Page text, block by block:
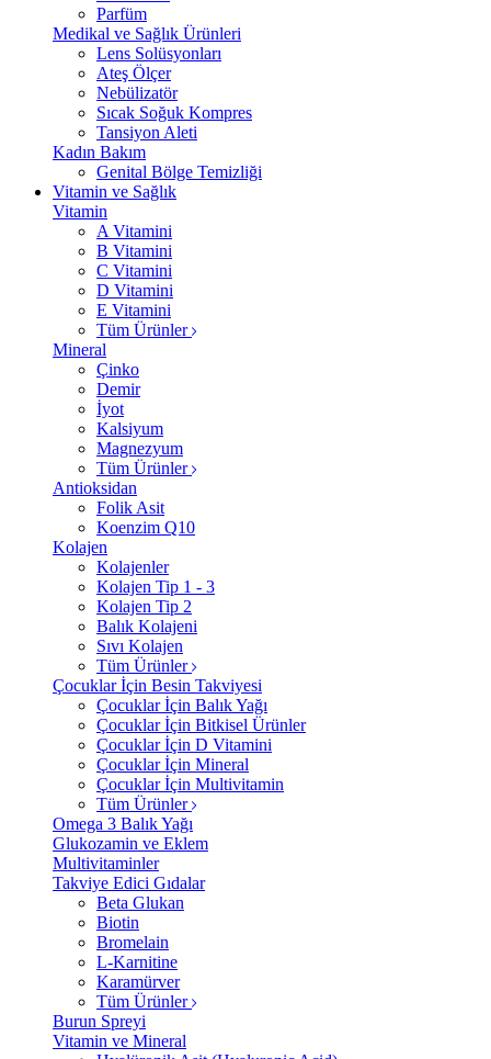
Parfüm
Medikal ve Sağlık Ürünleri
Lens Solüsyonları
Ateş Ölçer
Nebülizatör
Sıcak Soğuk Kompres
Tansiyon Aleti
Kadın Bakım
Genital Bölge Temizliği
Vitamin ve Sağlık
Vitamin
A Vitamini
B Vitamini
C Vitamini
D Vitamini
E Vitamini
Tüm Ürünler
Mineral
Çinko
Demir
İyot
Kalsiyum
Magnezyum
Tüm Ürünler
Antioksidan
Folik Asit
Koenzim Q10
Kolajen
Kolajenler
Kolajen Tip 1 - 3
Kolajen Tip 2
Balık Kolajeni
Sıvı Kolajen
Tüm Ürünler
Çocuklar İçin Besin Takviyesi
Çocuklar İçin Balık Yağı
Çocuklar İçin Bitkisel Ürünler
Çocuklar İçin D Vitamini
Çocuklar İçin Mineral
Çocuklar İçin Multivitamin
Tüm Ürünler
Omega 3 Balık Yağı
Glukozamin ve Eklem
Multivitaminler
Takviye Edici Gıdalar
Beta Glukan
Biotin
Bromelain
L-Karnitine
Karamürver
Tüm Ürünler
Burun Spreyi
Vitamin ve Mineral